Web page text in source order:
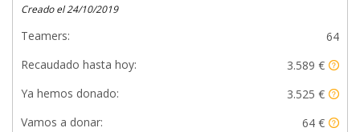
Creado el 24/10/2019
Teamers:
64
Recaudado hasta hoy:
3.589 €
Ya hemos donado:
3.525 €
Vamos a donar:
64 €